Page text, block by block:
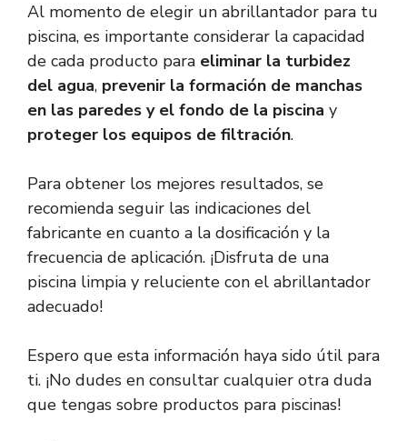
Al momento de elegir un abrillantador para tu
piscina, es importante considerar la capacidad
de cada producto para eliminar la turbidez
del agua, prevenir la formación de manchas
en las paredes y el fondo de la piscina y
proteger los equipos de filtración.
Para obtener los mejores resultados, se
recomienda seguir las indicaciones del
fabricante en cuanto a la dosificación y la
frecuencia de aplicación. ¡Disfruta de una
piscina limpia y reluciente con el abrillantador
adecuado!
Espero que esta información haya sido útil para
ti. ¡No dudes en consultar cualquier otra duda
que tengas sobre productos para piscinas!